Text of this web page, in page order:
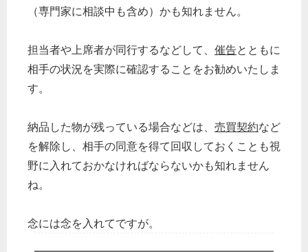
（専門家に相談中も含め）かも知れません。
担当者や上席者が同行するなどして、 催告とともに
相手の状況を実際に確認することをお勧めいたしま
す。
納品した物が残っている場合などは、 売買契約など
を解除し、相手の同意を得て回収しておくことも視
野に入れておかなければならないかも知れません
ね。
念には念を入れてですが。